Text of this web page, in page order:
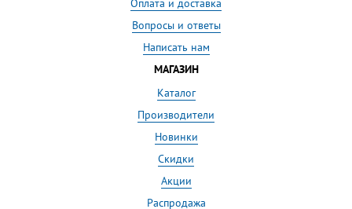
Оплата и доставка
Вопросы и ответы
Написать нам
МАГАЗИН
Каталог
Производители
Новинки
Скидки
Акции
Распродажа